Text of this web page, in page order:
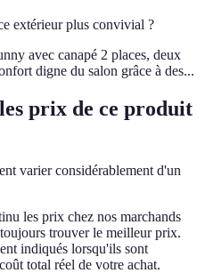
extérieur plus convivial ?
avec canapé 2 places, deux
digne du salon grâce à des...
prix de ce produit
varier considérablement d'un
les prix chez nos marchands
trouver le meilleur prix.
indiqués lorsqu'ils sont
total réel de votre achat.